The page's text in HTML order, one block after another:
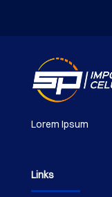
Lorem Ipsum
Links